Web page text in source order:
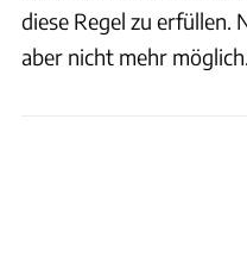
diese Regel zu erfüllen.
aber nicht mehr möglich.